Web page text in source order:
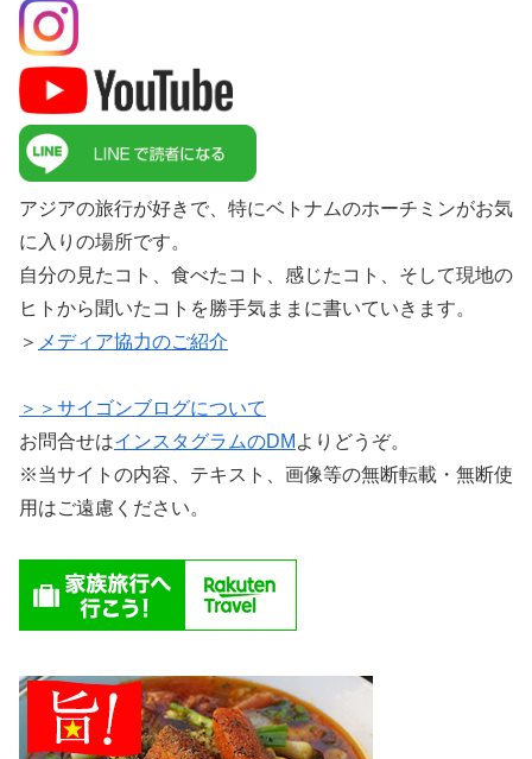
アジアの旅行が好きで、特にベトナムのホーチミンがお気
に入りの場所です。
自分の見たコト、食べたコト、感じたコト、そして現地の
ヒトから聞いたコトを勝手気ままに書いていきます。
＞ メディア協力のご紹介
＞＞サイゴンブログについて
お問合せはインスタグラムのDM よりどうぞ。
※当サイトの内容、テキスト、画像等の無断転載・無断使
用はご遠慮ください。